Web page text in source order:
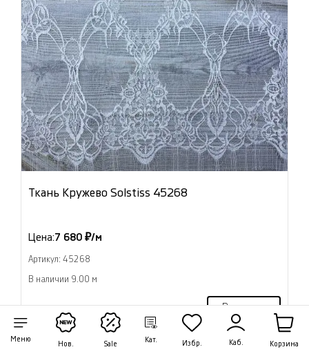
Меню
Нов. Sale
Кат. Избр. Каб. Корзина
Ткань Кружево Solstiss 45268
Цена:7 680 ₽/м
Артикул: 45268
В наличии 9.00 м
В корзину